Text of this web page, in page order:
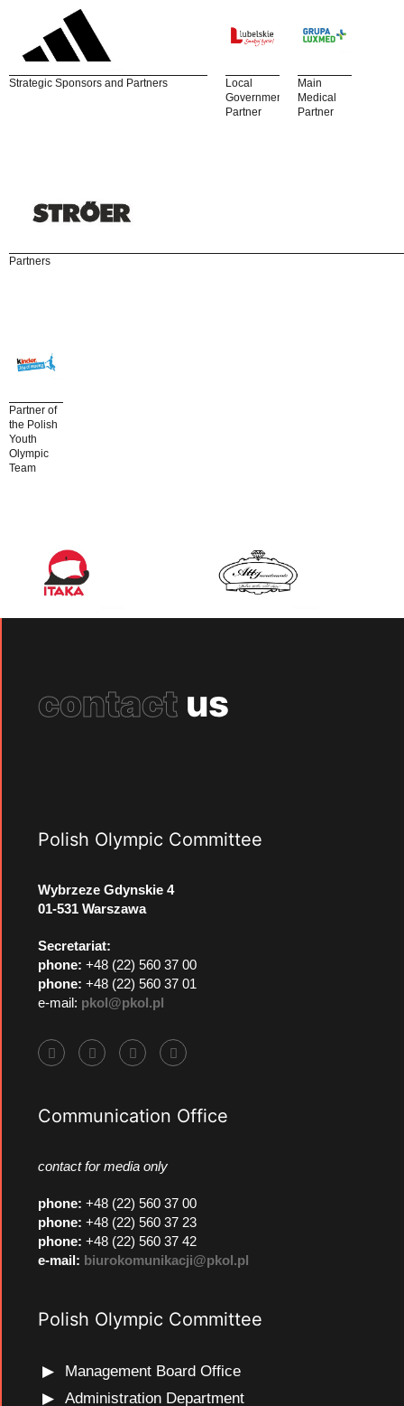
Strategic Sponsors and Partners
Local
Government
Partner
Main
Medical
Partner
Partners
Partner of
the Polish
Youth
Olympic
Team
contact us
Polish Olympic Committee
Wybrzeze Gdynskie 4
01-531 Warszawa
Secretariat:
phone: +48 (22) 560 37 00
phone: +48 (22) 560 37 01
e-mail: pkol@pkol.pl
Communication Office
contact for media only
phone: +48 (22) 560 37 00
phone: +48 (22) 560 37 23
phone: +48 (22) 560 37 42
e-mail: biurokomunikacji@pkol.pl
Polish Olympic Committee
Management Board Office
Administration Department